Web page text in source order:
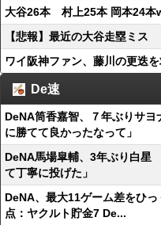
大谷26本 村上25本 岡本24
【悲報】最近の大谷走塁ミス
ワイ阪神ファン、藤川の更迭
De速
DeNA筒香嘉智、７年ぶりサ
に勝てて良かったなって」
DeNA馬場皐輔、3年ぶり白星
て丁寧に投げた」
DeNA、最大11ゲーム差をひ
点：ヤクルト貯金7 De...